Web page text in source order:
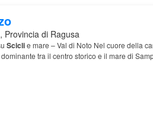
Provincia di Ragusa
Sciclie mare – Val di Noto Nel cuore della
tra il centro storico e il mare di
con pi…